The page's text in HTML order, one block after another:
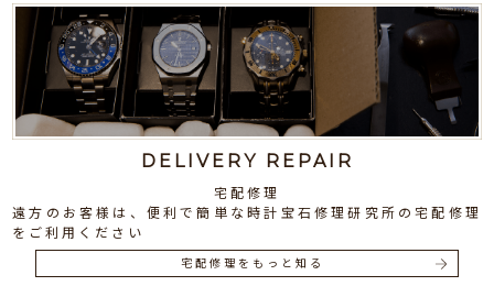
DELIVERY REPAIR
宅配修理
遠方のお客様は、便利で簡単な時計宝石修理研究所の宅配修理
をご利用ください
宅配修理をもっと知る